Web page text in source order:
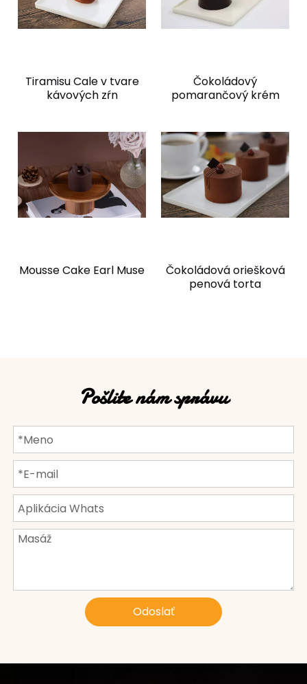
Tiramisu Cale v tvare
kávových zŕn
Čokoládový
pomarančový krém
Mousse Cake Earl Muse
Čokoládová oriešková
penová torta
Pošlite nám správu
Odoslať